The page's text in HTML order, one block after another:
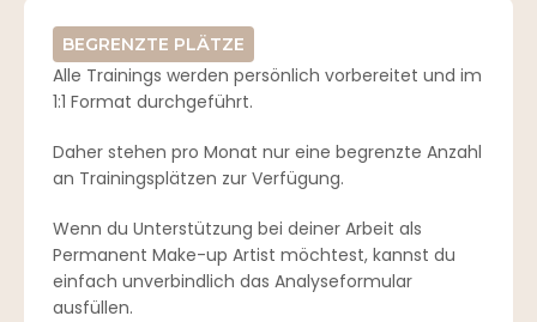
BEGRENZTE PLÄTZE
Alle Trainings werden persönlich vorbereitet und im
1:1 Format durchgeführt.
Daher stehen pro Monat nur eine begrenzte Anzahl
an Trainingsplätzen zur Verfügung.
Wenn du Unterstützung bei deiner Arbeit als
Permanent Make-up Artist möchtest, kannst du
einfach unverbindlich das Analyseformular
ausfüllen.